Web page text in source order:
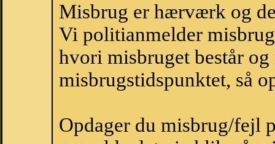
Misbrug er hærværk og
Vi politianmelder
hvori misbruget består
misbrugstidspunktet, så
Opdager du misbrug/fejl